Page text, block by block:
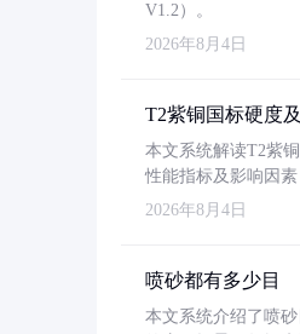
V1.2）。
2026年8月4日
T2紫铜国标硬度
本文系统解读T2紫
性能指标及影响因
2026年8月4日
喷砂都有多少目
本文系统介绍了喷